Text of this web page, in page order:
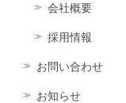
会社概要
採用情報
お問い合わせ
お知らせ